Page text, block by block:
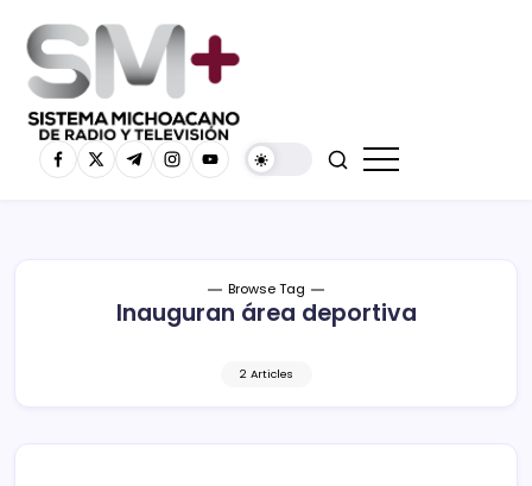
Browse Tag
Inauguran área deportiva
2 Articles